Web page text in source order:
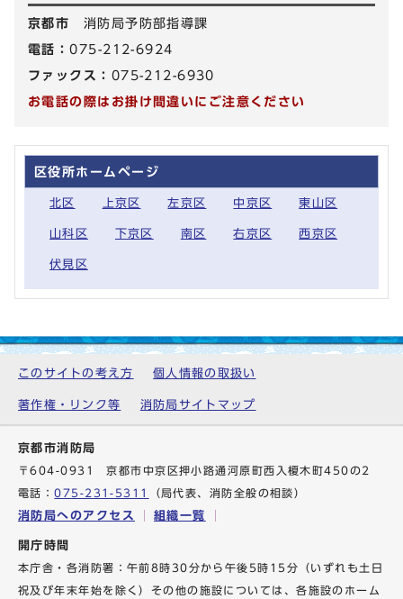
京都市 消防局予防部指導課
電話：075-212-6924
ファックス： 075-212-6930
お電話の際はお掛け間違いにご注意ください
区役所ホームページ
北区 上京区 左京区 中京区 東山区
山科区 下京区 南区 右京区 西京区
伏見区
このサイトの考え方 個人情報の取扱い
著作権・リンク等 消防局サイトマップ
京都市消防局
〒604-0931 京都市中京区押小路通河原町西入榎木町450の2
電話：075-231-5311 （局代表、消防全般の相談）
消防局へのアクセス 組織一覧
開庁時間
本庁舎・各消防署：午前8時30分から午後5時15分（いずれも土日
祝及び年末年始を除く）その他の施設については、各施設のホーム